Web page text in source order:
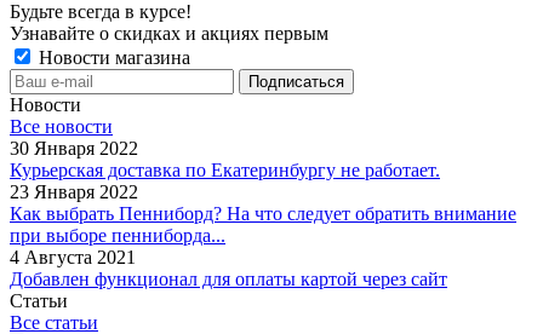
Будьте всегда в курсе!
Узнавайте о скидках и акциях первым
Новости магазина
Новости
Все новости
30 Января 2022
Курьерская доставка по Екатеринбургу не работает.
23 Января 2022
Как выбрать Пенниборд? На что следует обратить внимание
при выборе пенниборда...
4 Августа 2021
Добавлен функционал для оплаты картой через сайт
Статьи
Все статьи